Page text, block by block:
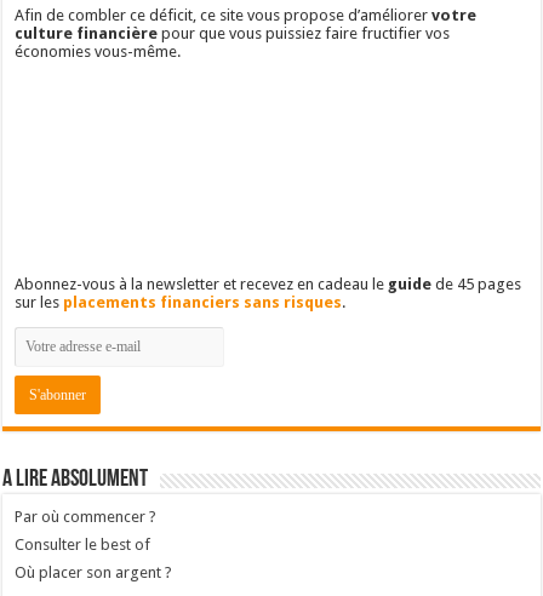
Afin de combler ce déficit, ce site vous propose d’améliorervotre
culture financière pour que vous puissiez faire fructifier vos
économies vous-même.
Abonnez-vous à la newsletter et recevez en cadeau le guide de 45 pages
sur les placements financiers sans risques.
A lire absolument
Par où commencer ?
Consulter le best of
Où placer son argent ?